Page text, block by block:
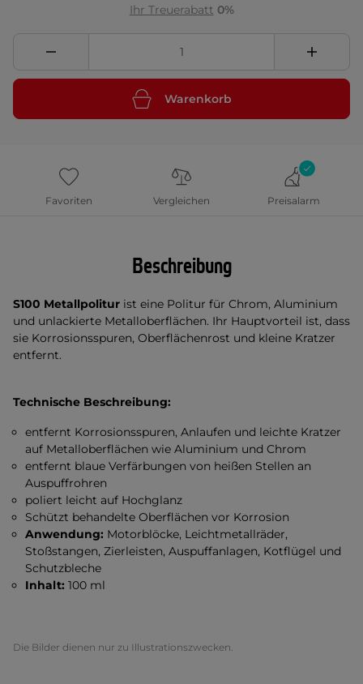
Ihr Treuerabatt 0%
Warenkorb
Favoriten Vergleichen Preisalarm
Beschreibung
S100 Metallpolitur ist eine Politur für Chrom, Aluminium
und unlackierte Metalloberflächen. Ihr Hauptvorteil ist, dass
sie Korrosionsspuren, Oberflächenrost und kleine Kratzer
entfernt.
Technische Beschreibung:
entfernt Korrosionsspuren, Anlaufen und leichte Kratzer
auf Metalloberflächen wie Aluminium und Chrom
entfernt blaue Verfärbungen von heißen Stellen an
Auspuffrohren
poliert leicht auf Hochglanz
Schützt behandelte Oberflächen vor Korrosion
Anwendung: Motorblöcke, Leichtmetallräder,
Stoßstangen, Zierleisten, Auspuffanlagen, Kotflügel und
Schutzbleche
Inhalt:100 ml
Die Bilder dienen nur zu Illustrationszwecken.